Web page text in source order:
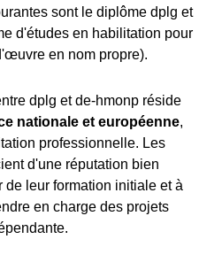
sont le diplôme dplg et
d'études en habilitation pour
en nom propre).
dplg et de-hmonp réside
nationale et européenne,
professionnelle. Les
d'une réputation bien
leur formation initiale et à
en charge des projets